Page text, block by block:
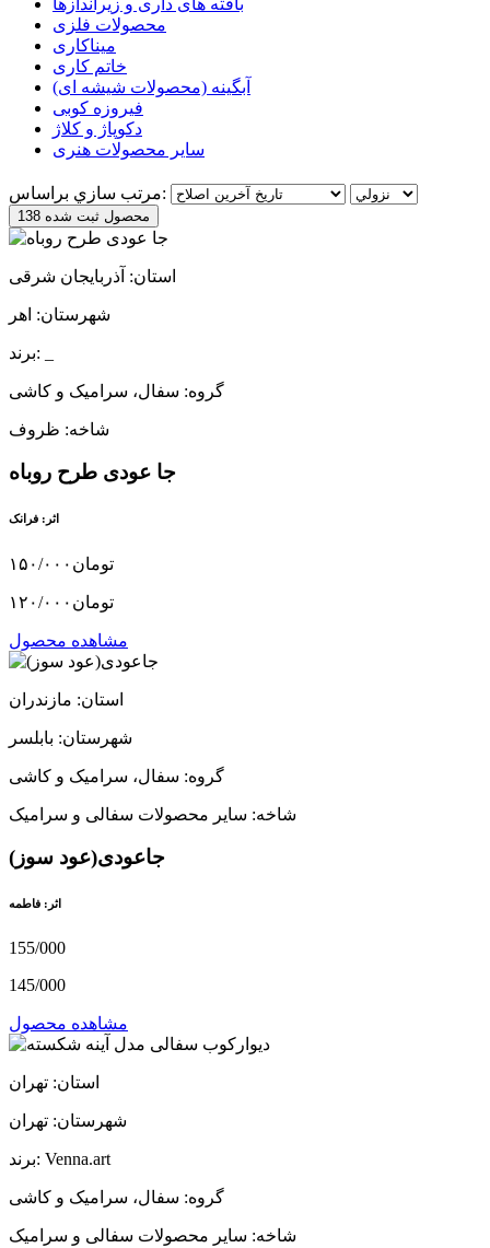
بافته های داری و زیراندازها
محصولات فلزی
میناکاری
خاتم کاری
آبگینه (محصولات شیشه ای)
فیروزه کوبی
دکوپاژ و کلاژ
سایر محصولات هنری
مرتب سازي براساس:
138 محصول ثبت شده
استان: آذربایجان شرقی
شهرستان: اهر
برند: _
گروه: سفال، سرامیک و کاشی
شاخه: ظروف
جا عودی طرح روباه
اثر: فرانک
۱۵۰/۰۰۰تومان
۱۲۰/۰۰۰تومان
مشاهده محصول
استان: مازندران
شهرستان: بابلسر
گروه: سفال، سرامیک و کاشی
شاخه: سایر محصولات سفالی و سرامیک
جاعودی(عود سوز)
اثر: فاطمه
155/000
145/000
مشاهده محصول
استان: تهران
شهرستان: تهران
برند: Venna.art
گروه: سفال، سرامیک و کاشی
شاخه: سایر محصولات سفالی و سرامیک